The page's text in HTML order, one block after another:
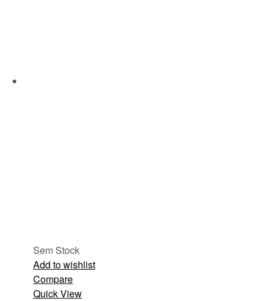
Sem Stock
Add to wishlist
Compare
Quick View